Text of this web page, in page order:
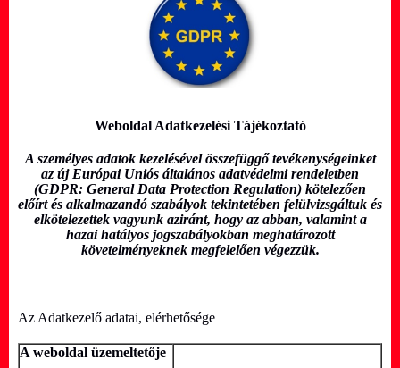
Önkormányzat
Intézmények
Gazdaság
E-ügyintézés
Weboldal Adatkezelési Tájékoztató
A személyes adatok kezelésével összefüggő tevékenységeinket
az új Európai Uniós általános adatvédelmi rendeletben
(GDPR: General Data Protection Regulation) kötelezően
előírt és alkalmazandó szabályok tekintetében felülvizsgáltuk és
elkötelezettek vagyunk aziránt, hogy az abban, valamint a
hazai hatályos jogszabályokban meghatározott
követelményeknek megfelelően végezzük.
Az Adatkezelő adatai, elérhetősége
A weboldal üzemeltetője